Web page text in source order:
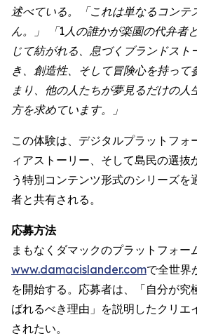
述べている。「これは単なるコンテ
ん。」 「1人の誰かが楽園の代弁者
じて紡がれる、息づくブランドスト
き、創造性、そして冒険心を持って
まり、他の人たちが夢見るだけの人
方を求めています。」
この体験は、デジタルプラットフォ
ィアストーリー、そして島民の選抜
う特別コンテンツ形式のシリーズを
者と共有される。
応募方法
まもなくダマックのプラットフォー
www.damacislander.comで全世界
を開始する。応募者は、「自分が究
ばれるべき理由」を説明したクリエ
されたい。